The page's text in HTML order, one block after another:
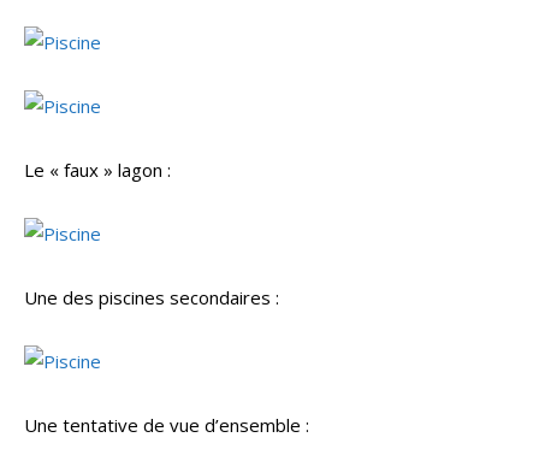
Le « faux » lagon :
Une des piscines secondaires :
Une tentative de vue d’ensemble :